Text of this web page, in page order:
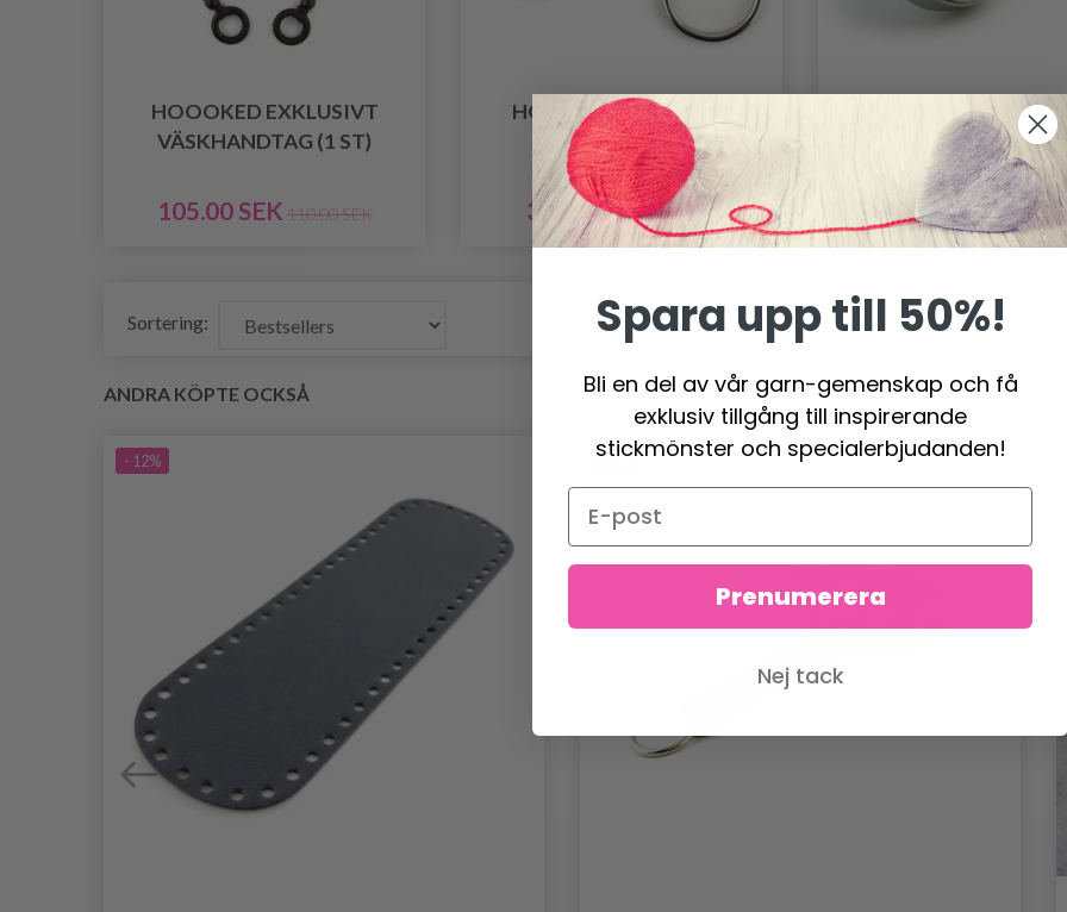
HOOOKED EXKLUSIVT
VÄSKHANDTAG (1 ST)
105.00 SEK 110.00 SEK
HOOOKED O-RINGAR
30.95 SEK32.95 SEK
HOOOKED
KNAPP
24.95 SEK
Sortering:
ANDRA KÖPTE OCKSÅ
- 12% - 9%
Spara upp till 50%!
Bli en del av vår garn-gemenskap och få
exklusiv tillgång till inspirerande
stickmönster och specialerbjudanden!
Prenumerera
Nej tack